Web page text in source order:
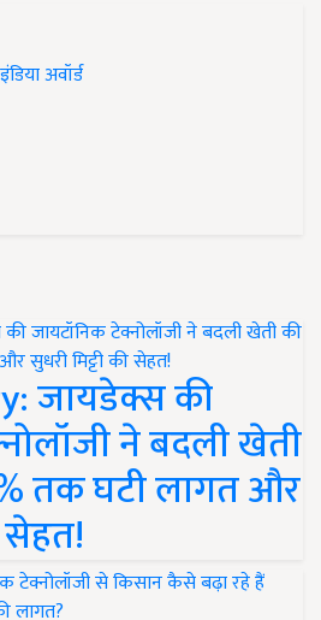
अवॉर्ड
जायडेक्स की
ने बदली खेती
तक घटी लागत और
सेहत!